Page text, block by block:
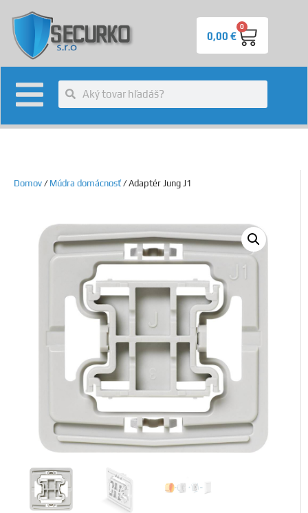
0,00€
0
Domov / Múdra domácnosť/ Adaptér Jung J1